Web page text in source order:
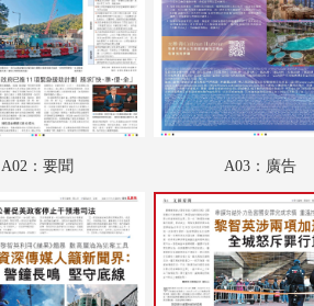
B02：文化視野
B03：星光
B04：魅力衣妝
B05：人民政協
B07：人民政協
B08：人民政協
A02：要聞 A03：廣告